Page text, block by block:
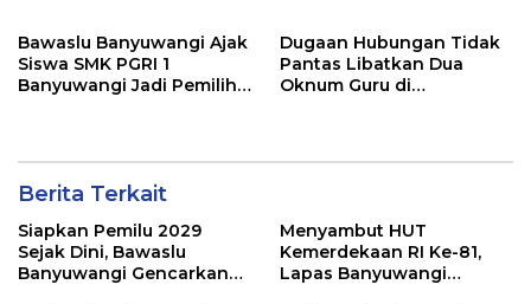
Depan Gerbang Sekolah
Bawaslu Banyuwangi Ajak
Siswa SMK PGRI 1
Banyuwangi Jadi Pemilih
Dugaan Hubungan Tidak
Pantas Libatkan Dua
Oknum Guru di
Berita Terkait
Siapkan Pemilu 2029
Sejak Dini, Bawaslu
Banyuwangi Gencarkan
Menyambut HUT
Kemerdekaan RI Ke-81,
Lapas Banyuwangi